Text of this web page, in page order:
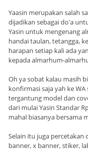
Yaasin merupakan salah
dijadikan sebagai do'a
Yasin untuk mengenang
handai taulan, tetangga,
harapan setiap kali ada
kepada almarhum-
Oh ya sobat kalau masih
konfirmasi saja yah ke
tergantung model dan
dari mulai Yasin Standar
mahal biasanya bersama
Selain itu juga
banner, x banner, stiker,